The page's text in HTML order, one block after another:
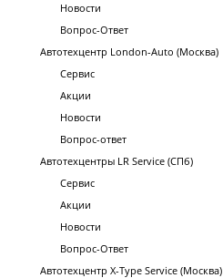
Новости
Вопрос-Ответ
Автотехцентр London-Auto (Москва)
Сервис
Акции
Новости
Вопрос-ответ
Автотехцентры LR Service (СПб)
Сервис
Акции
Новости
Вопрос-Ответ
Автотехцентр X-Type Service (Москва)